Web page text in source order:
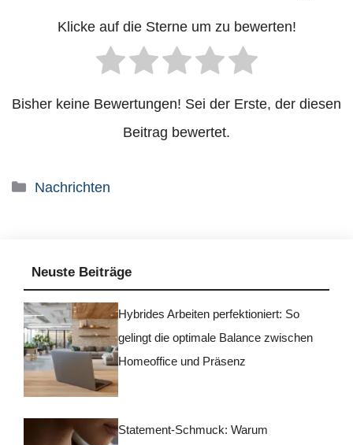
Klicke auf die Sterne um zu bewerten!
Bisher keine Bewertungen! Sei der Erste, der diesen
Beitrag bewertet.
Kategorien
Nachrichten
Neuste Beiträge
Hybrides Arbeiten perfektioniert: So
gelingt die optimale Balance zwischen
Homeoffice und Präsenz
Statement-Schmuck: Warum